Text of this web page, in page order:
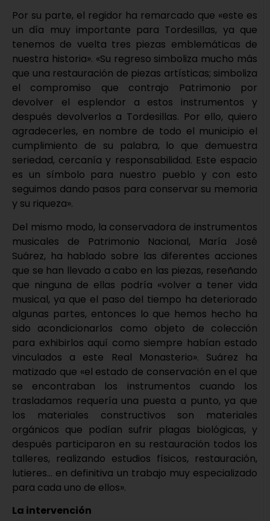
Por su parte, el regidor ha remarcado que «este es
un día muy importante para Tordesillas, ya que
tenemos de vuelta tres piezas emblemáticas de
nuestra historia». «Su regreso simboliza mucho más
que una restauración de piezas artísticas; simboliza
el compromiso que contrajo Patrimonio por
devolver el esplendor a estos instrumentos y
después devolverlos a Tordesillas. Por ello, quiero
agradecerles, en nombre de todo el municipio el
cumplimiento de su palabra, lo que demuestra
seriedad, cercanía y responsabilidad. Este espacio
es un símbolo para nuestro pueblo y con esto
seguimos dando pasos para conservar su memoria
y su riqueza».
Del mismo modo, la conservadora de instrumentos
musicales de Patrimonio Nacional, María José
Suárez, ha hablado sobre las diferentes acciones
que se han llevado a cabo en las piezas, reseñando
que ninguna de ellas podría «volver a tener vida
musical, ya que el paso del tiempo ha deteriorado
algunas partes, entonces lo que hemos hecho ha
sido acondicionarlos como objeto de colección
para exhibirlos aquí como siempre habían estado
vinculados a este Real Monasterio». Suárez ha
matizado que «el estado de conservación en el que
se encontraban los instrumentos cuando los
trasladamos requería una puesta a punto, ya que
los materiales constructivos son materiales
orgánicos que podían sufrir plagas biológicas, y
después participaron en su restauración todos los
talleres, realizando estudios físicos, restauración,
lutieres… en definitiva un trabajo muy especializado
para cada uno de ellos».
La intervención